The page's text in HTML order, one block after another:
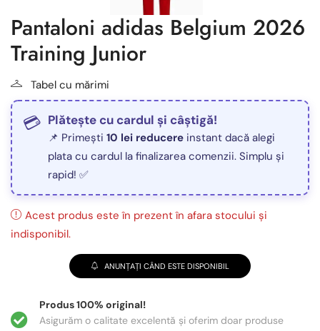
Pantaloni adidas Belgium 2026
Training Junior
Tabel cu mărimi
Plătește cu cardul și câștigă!
📌 Primești 10 lei reducere instant dacă alegi
plata cu cardul la finalizarea comenzii. Simplu și
rapid! ✅
Acest produs este în prezent în afara stocului și
indisponibil.
ANUNȚAȚI CÂND ESTE DISPONIBIL
Produs 100% original!
Asigurăm o calitate excelentă și oferim doar produse